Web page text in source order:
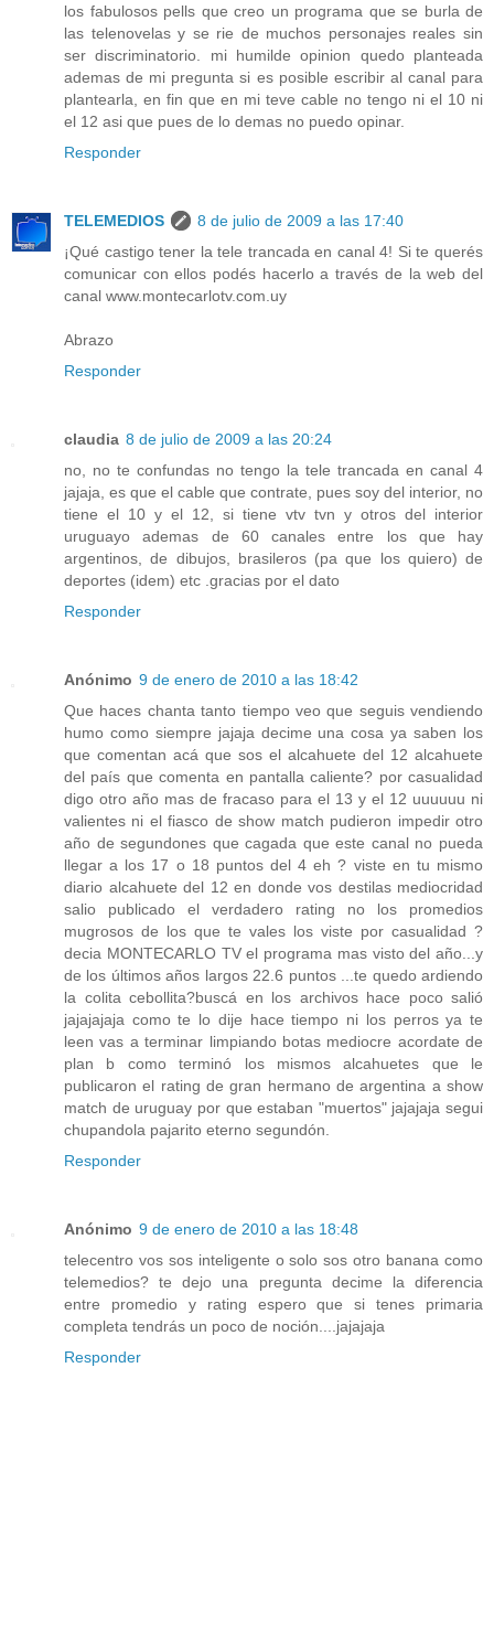
los fabulosos pells que creo un programa que se burla de
las telenovelas y se rie de muchos personajes reales sin
ser discriminatorio. mi humilde opinion quedo planteada
ademas de mi pregunta si es posible escribir al canal para
plantearla, en fin que en mi teve cable no tengo ni el 10 ni
el 12 asi que pues de lo demas no puedo opinar.
Responder
TELEMEDIOS
8 de julio de 2009 a las 17:40
¡Qué castigo tener la tele trancada en canal 4! Si te querés
comunicar con ellos podés hacerlo a través de la web del
canal www.montecarlotv.com.uy
Abrazo
Responder
claudia 8 de julio de 2009 a las 20:24
no, no te confundas no tengo la tele trancada en canal 4
jajaja, es que el cable que contrate, pues soy del interior, no
tiene el 10 y el 12, si tiene vtv tvn y otros del interior
uruguayo ademas de 60 canales entre los que hay
argentinos, de dibujos, brasileros (pa que los quiero) de
deportes (idem) etc .gracias por el dato
Responder
Anónimo 9 de enero de 2010 a las 18:42
Que haces chanta tanto tiempo veo que seguis vendiendo
humo como siempre jajaja decime una cosa ya saben los
que comentan acá que sos el alcahuete del 12 alcahuete
del país que comenta en pantalla caliente? por casualidad
digo otro año mas de fracaso para el 13 y el 12 uuuuuu ni
valientes ni el fiasco de show match pudieron impedir otro
año de segundones que cagada que este canal no pueda
llegar a los 17 o 18 puntos del 4 eh ? viste en tu mismo
diario alcahuete del 12 en donde vos destilas mediocridad
salio publicado el verdadero rating no los promedios
mugrosos de los que te vales los viste por casualidad ?
decia MONTECARLO TV el programa mas visto del año...y
de los últimos años largos 22.6 puntos ...te quedo ardiendo
la colita cebollita?buscá en los archivos hace poco salió
jajajajaja como te lo dije hace tiempo ni los perros ya te
leen vas a terminar limpiando botas mediocre acordate de
plan b como terminó los mismos alcahuetes que le
publicaron el rating de gran hermano de argentina a show
match de uruguay por que estaban "muertos" jajajaja segui
chupandola pajarito eterno segundón.
Responder
Anónimo 9 de enero de 2010 a las 18:48
telecentro vos sos inteligente o solo sos otro banana como
telemedios? te dejo una pregunta decime la diferencia
entre promedio y rating espero que si tenes primaria
completa tendrás un poco de noción....jajajaja
Responder